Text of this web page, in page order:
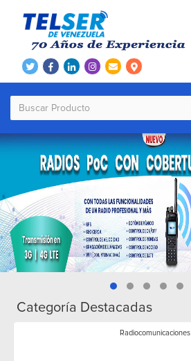
Categoría Destacadas
Radiocomunicaciones